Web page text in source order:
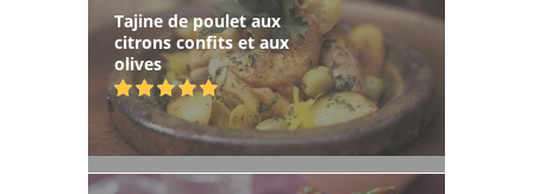
Tajine de poulet aux
citrons confits et aux
olives